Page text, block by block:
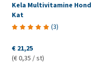
Kela Multivitamine Hond
Kat
(3)
€ 21,25
(€ 0,35 / st)